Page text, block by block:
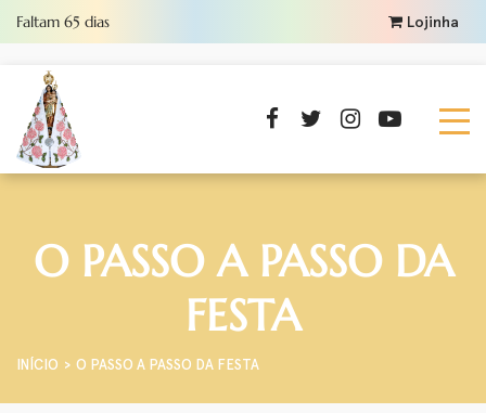
Faltam 65 dias Lojinha
O PASSO A PASSO DA
FESTA
INÍCIO O PASSO A PASSO DA FESTA